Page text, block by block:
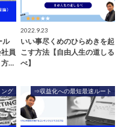
ル
員
方…
2022.9.23
いい事尽くめのひらめきを起
こす方法【自由人生の道しる
べ】
グ ⇒収益化への最短最速ルート